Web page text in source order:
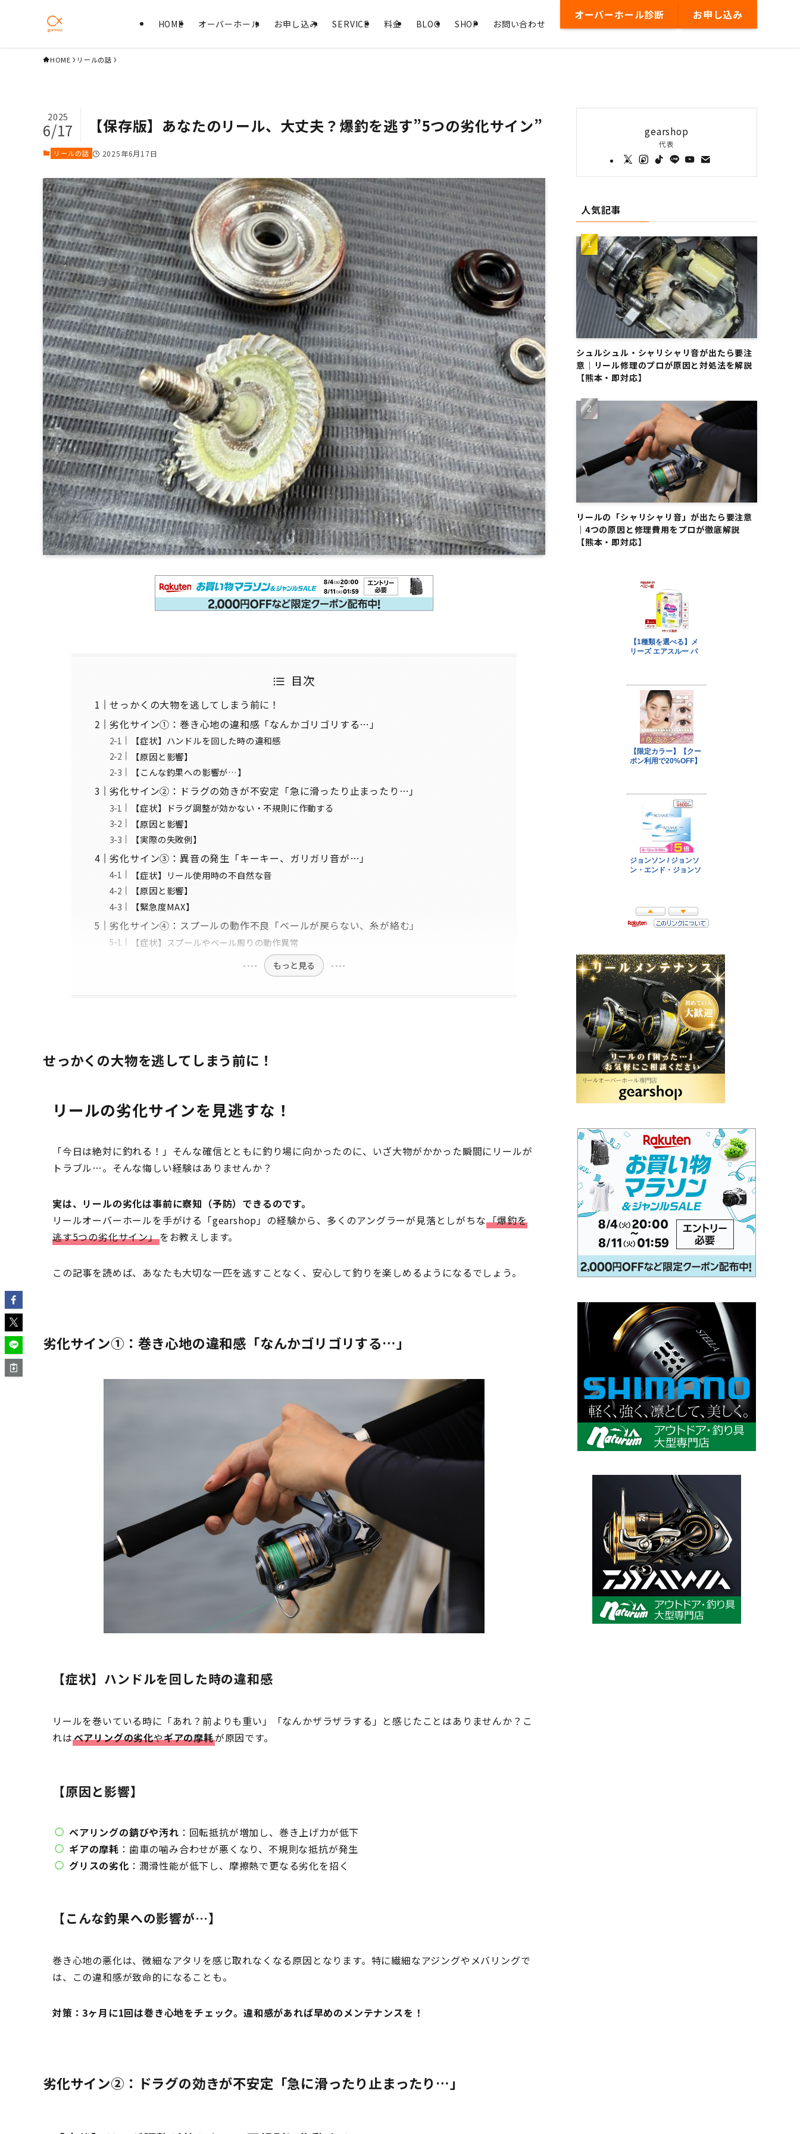
HOME オーバーホール お申し込み SERVICE 料金 BLOG SHOP お問い合わせ
オーバーホール診断 お申し込み
HOME リールの話
【保存版】あなたのリール、大丈夫？爆釣を逃す”5つの劣化サイン”
2025
6/17
リールの話 2025年6月17日
目次
せっかくの大物を逃してしまう前に！
劣化サイン①：巻き心地の違和感「なんかゴリゴリする…」
【症状】ハンドルを回した時の違和感
【原因と影響】
【こんな釣果への影響が…】
劣化サイン②：ドラグの効きが不安定「急に滑ったり止まったり…」
【症状】ドラグ調整が効かない・不規則に作動する
【原因と影響】
【実際の失敗例】
劣化サイン③：異音の発生「キーキー、ガリガリ音が…」
【症状】リール使用時の不自然な音
【原因と影響】
【緊急度MAX】
劣化サイン④：スプールの動作不良「ベールが戻らない、糸が絡む」
【症状】スプールやベール周りの動作異常
もっと見る
せっかくの大物を逃してしまう前に！
リールの劣化サインを見逃すな！
「今日は絶対に釣れる！」そんな確信とともに釣り場に向かったのに、いざ大物がかかった瞬間にリールが
トラブル…。そんな悔しい経験はありませんか？
実は、リールの劣化は事前に察知（予防）できるのです。
リールオーバーホールを手がける「gearshop」の経験から、多くのアングラーが見落としがちな「爆釣を
逃す5つの劣化サイン」をお教えします。
この記事を読めば、あなたも大切な一匹を逃すことなく、安心して釣りを楽しめるようになるでしょう。
劣化サイン①：巻き心地の違和感「なんかゴリゴリする…」
【症状】ハンドルを回した時の違和感
リールを巻いている時に「あれ？前よりも重い」「なんかザラザラする」と感じたことはありませんか？こ
れはベアリングの劣化やギアの摩耗が原因です。
【原因と影響】
ベアリングの錆びや汚れ ：回転抵抗が増加し、巻き上げ力が低下
ギアの摩耗 ：歯車の噛み合わせが悪くなり、不規則な抵抗が発生
グリスの劣化 ：潤滑性能が低下し、摩擦熱で更なる劣化を招く
【こんな釣果への影響が…】
巻き心地の悪化は、微細なアタリを感じ取れなくなる原因となります。特に繊細なアジングやメバリングで
は、この違和感が致命的になることも。
対策：3ヶ月に1回は巻き心地をチェック。違和感があれば早めのメンテナンスを！
劣化サイン②：ドラグの効きが不安定「急に滑ったり止まったり…」
gearshop
代表
人気記事
シュルシュル・シャリシャリ音が出たら要注
意｜リール修理のプロが原因と対処法を解説
【熊本・即対応】
リールの「シャリシャリ音」が出たら要注意
｜4つの原因と修理費用をプロが徹底解説
【熊本・即対応】